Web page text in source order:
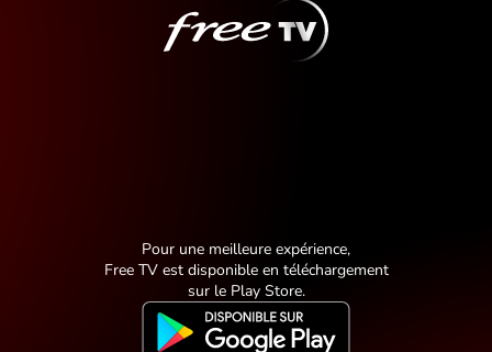
Pour une meilleure expérience,
Free TV est disponible en téléchargement
sur le Play Store.